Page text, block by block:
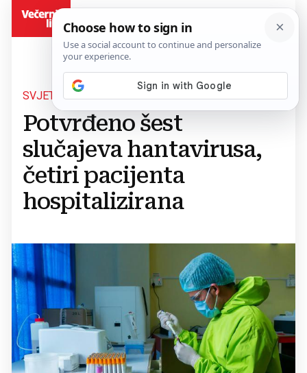
SVJETSKA ZDRAVSTVENA ORGANIZACIJA
Potvrđeno šest
slučajeva hantavirusa,
četiri pacijenta
hospitalizirana